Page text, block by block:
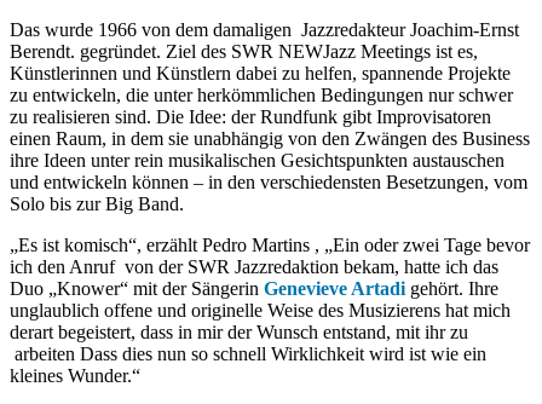
Das wurde 1966 von dem damaligen Jazzredakteur Joachim-Ernst
Berendt. gegründet. Ziel des SWR NEWJazz Meetings ist es,
Künstlerinnen und Künstlern dabei zu helfen, spannende Projekte
zu entwickeln, die unter herkömmlichen Bedingungen nur schwer
zu realisieren sind. Die Idee: der Rundfunk gibt Improvisatoren
einen Raum, in dem sie unabhängig von den Zwängen des Business
ihre Ideen unter rein musikalischen Gesichtspunkten austauschen
und entwickeln können – in den verschiedensten Besetzungen, vom
Solo bis zur Big Band.
„Es ist komisch“, erzählt Pedro Martins , „Ein oder zwei Tage bevor
ich den Anruf von der SWR Jazzredaktion bekam, hatte ich das
Duo „Knower“ mit der Sängerin Genevieve Artadi gehört. Ihre
unglaublich offene und originelle Weise des Musizierens hat mich
derart begeistert, dass in mir der Wunsch entstand, mit ihr zu
arbeiten Dass dies nun so schnell Wirklichkeit wird ist wie ein
kleines Wunder.“